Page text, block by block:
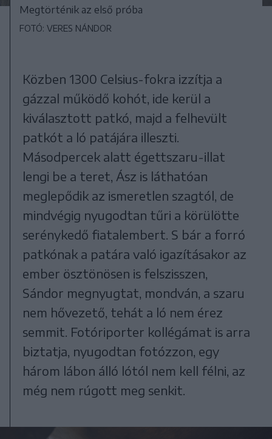
Megtörténik az első próba
FOTÓ: VERES NÁNDOR
Közben 1300 Celsius-fokra izzítja a
gázzal működő kohót, ide kerül a
kiválasztott patkó, majd a felhevült
patkót a ló patájára illeszti.
Másodpercek alatt égettszaru-illat
lengi be a teret, Ász is láthatóan
meglepődik az ismeretlen szagtól, de
mindvégig nyugodtan tűri a körülötte
serénykedő fiatalembert. S bár a forró
patkónak a patára való igazításakor az
ember ösztönösen is felszisszen,
Sándor megnyugtat, mondván, a szaru
nem hővezető, tehát a ló nem érez
semmit. Fotóriporter kollégámat is arra
biztatja, nyugodtan fotózzon, egy
három lábon álló lótól nem kell félni, az
még nem rúgott meg senkit.